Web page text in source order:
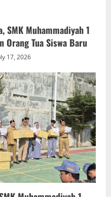
SMK Muhammadiyah 1
Orang Tua Siswa Baru
17, 2026